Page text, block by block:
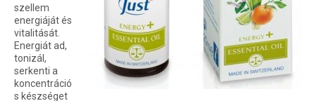
szellem
energiáját és
vitalitását.
Energiát ad,
tonizál,
serkenti a
koncentráció
s készséget